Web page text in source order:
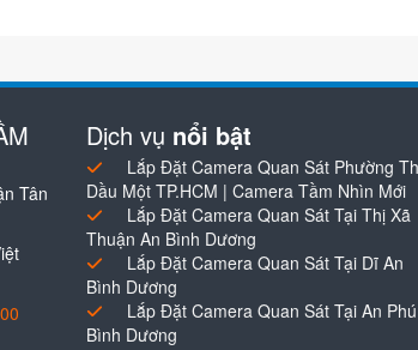
Tân
Dịch vụ nổi bật
Lắp Đặt Camera Quan Sát Phường
Dầu Một TP.HCM | Camera Tầm Nhìn Mới
Lắp Đặt Camera Quan Sát Tại Thị Xã
Thuận An Bình Dương
Lắp Đặt Camera Quan Sát Tại Dĩ An
Bình Dương
Lắp Đặt Camera Quan Sát Tại An Phú
Bình Dương